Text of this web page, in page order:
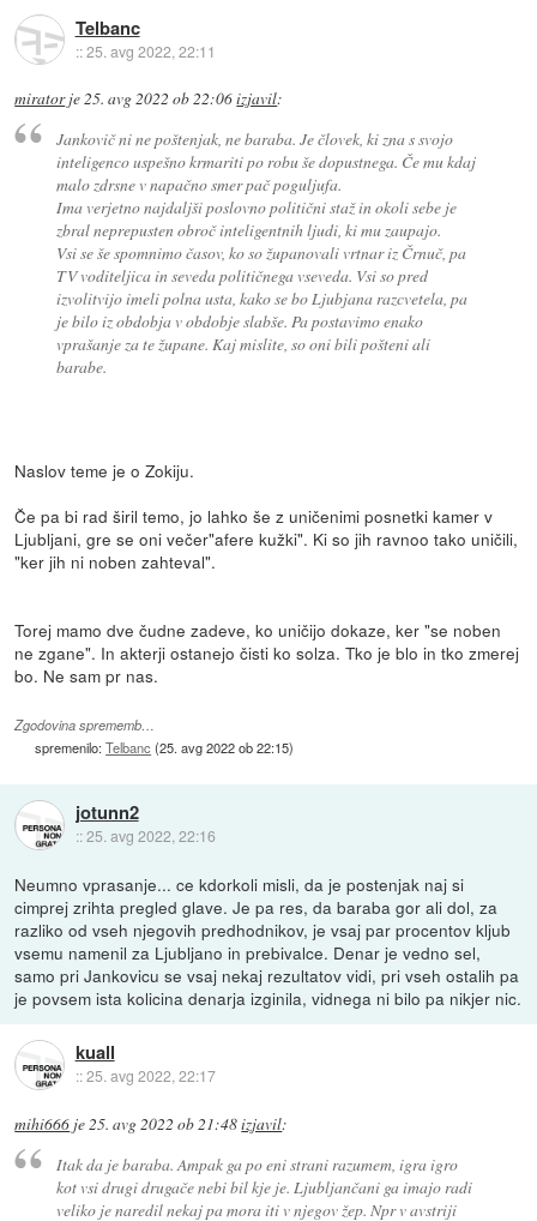
Telbanc
::25. avg 2022, 22:11
miratorje25. avg 2022 ob 22:06izjavil:
Jankovič ni ne poštenjak, ne baraba. Je človek, ki zna s svojo
inteligenco uspešno krmariti po robu še dopustnega. Če mu kdaj
malo zdrsne v napačno smer pač poguljufa.
Ima verjetno najdaljši poslovno politični staž in okoli sebe je
zbral neprepusten obroč inteligentnih ljudi, ki mu zaupajo.
Vsi se še spomnimo časov, ko so županovali vrtnar iz Črnuč, pa
TV voditeljica in seveda političnega vseveda. Vsi so pred
izvolitvijo imeli polna usta, kako se bo Ljubjana razcvetela, pa
je bilo iz obdobja v obdobje slabše. Pa postavimo enako
vprašanje za te župane. Kaj mislite, so oni bili pošteni ali
barabe.
Naslov teme je o Zokiju.
Če pa bi rad širil temo, jo lahko še z uničenimi posnetki kamer v
Ljubljani, gre se oni večer"afere kužki". Ki so jih ravnoo tako uničili,
"ker jih ni noben zahteval".
Torej mamo dve čudne zadeve, ko uničijo dokaze, ker "se noben
ne zgane". In akterji ostanejo čisti ko solza. Tko je blo in tko zmerej
bo. Ne sam pr nas.
Zgodovina sprememb…
spremenilo:Telbanc (25. avg 2022 ob 22:15)
jotunn2
::25. avg 2022, 22:16
Neumno vprasanje... ce kdorkoli misli, da je postenjak naj si
cimprej zrihta pregled glave. Je pa res, da baraba gor ali dol, za
razliko od vseh njegovih predhodnikov, je vsaj par procentov kljub
vsemu namenil za Ljubljano in prebivalce. Denar je vedno sel,
samo pri Jankovicu se vsaj nekaj rezultatov vidi, pri vseh ostalih pa
je povsem ista kolicina denarja izginila, vidnega ni bilo pa nikjer nic.
kuall
::25. avg 2022, 22:17
mihi666 je25. avg 2022 ob 21:48izjavil:
Itak da je baraba. Ampak ga po eni strani razumem, igra igro
kot vsi drugi drugače nebi bil kje je. Ljubljančani ga imajo radi
veliko je naredil nekaj pa mora iti v njegov žep. Npr v avstriji